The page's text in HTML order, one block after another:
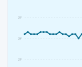
27°
28°
29°